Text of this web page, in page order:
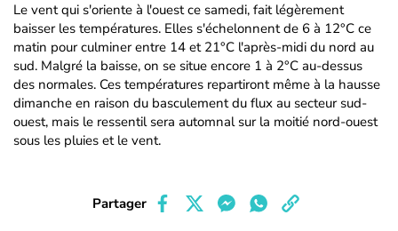
Le vent qui s'oriente à l'ouest ce samedi, fait légèrement
baisser les températures. Elles s'échelonnent de 6 à 12°C ce
matin pour culminer entre 14 et 21°C l'après-midi du nord au
sud. Malgré la baisse, on se situe encore 1 à 2°C au-dessus
des normales. Ces températures repartiront même à la hausse
dimanche en raison du basculement du flux au secteur sud-
ouest, mais le ressentil sera automnal sur la moitié nord-ouest
sous les pluies et le vent.
Partager